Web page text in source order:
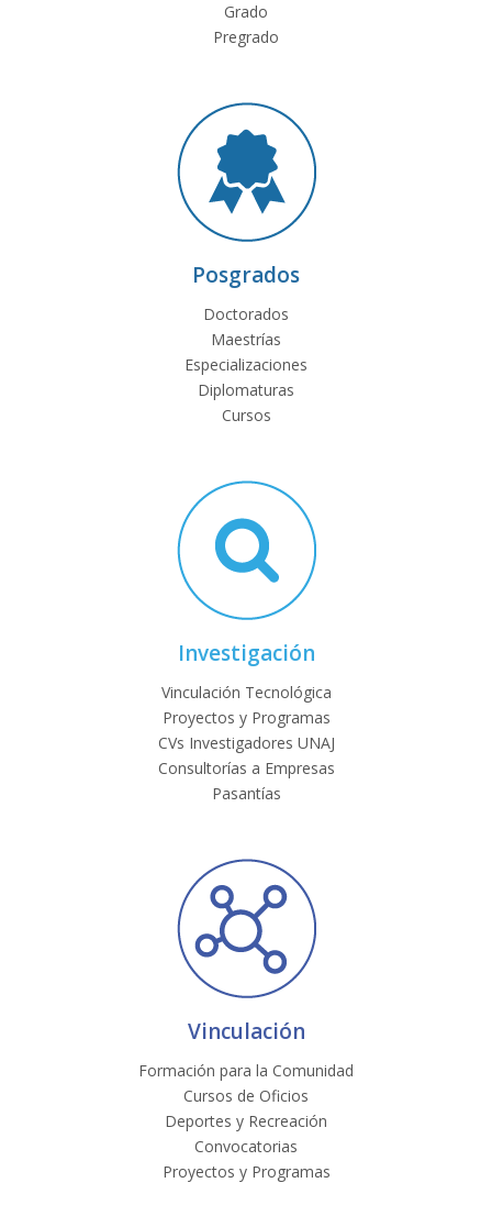
Grado
Pregrado
Posgrados
Doctorados
Maestrías
Especializaciones
Diplomaturas
Cursos
Investigación
Vinculación Tecnológica
Proyectos y Programas
CVs Investigadores UNAJ
Consultorías a Empresas
Pasantías
Vinculación
Formación para la Comunidad
Cursos de Oficios
Deportes y Recreación
Convocatorias
Proyectos y Programas